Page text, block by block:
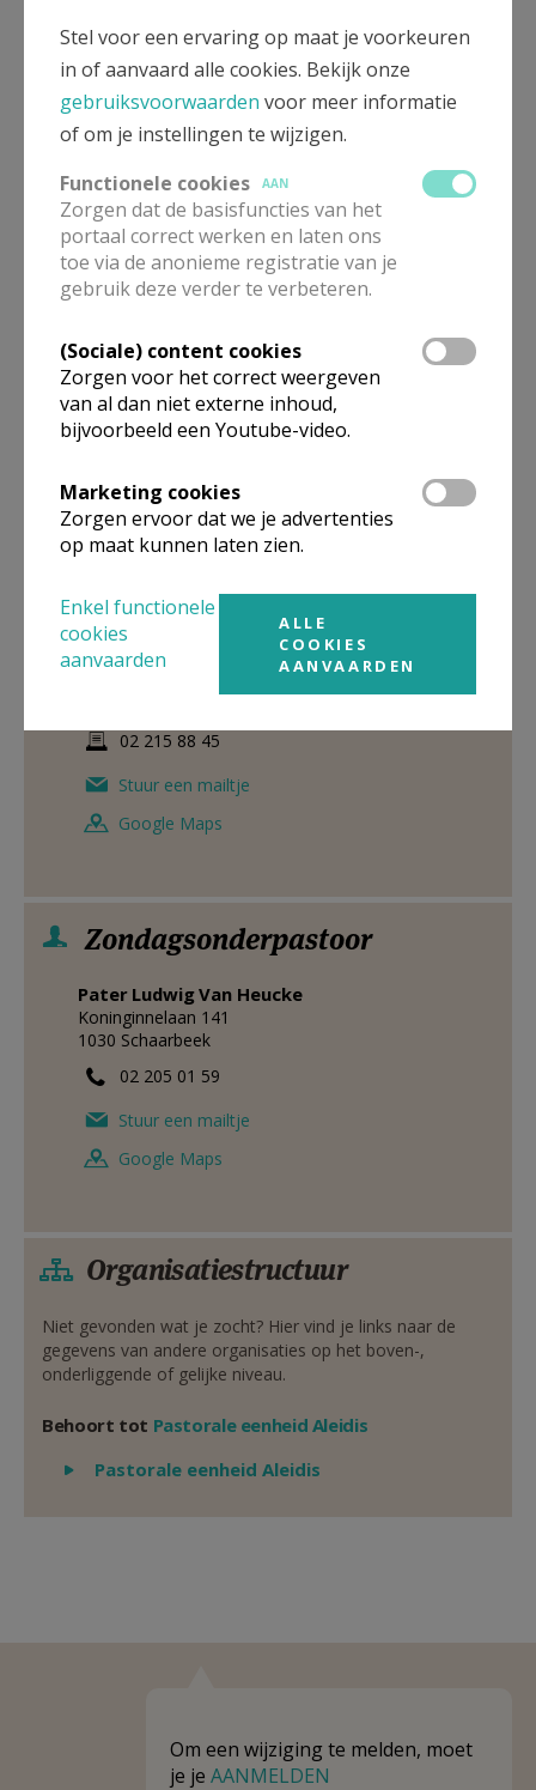
verantwoordelijke Franstalige
pastoraal +
De heerEric Vancraeynest
rue Seutin 25 bte 2
1030 Schaerbeek
02 539 19 03
Stuur een mailtje
Google Maps
Medeverantwoordelijke
Mevrouw Dhondt
Kattestraat 24 b 1
9400 Okegem
02 215 88 45
Stuur een mailtje
Google Maps
Zondagsonderpastoor
Pater LudwigVan Heucke
Koninginnelaan 141
1030 Schaarbeek
02 205 01 59
Stuur een mailtje
Google Maps
Organisatiestructuur
Niet gevonden wat je zocht? Hier vind je links naar de
gegevens van andere organisaties op het boven-,
onderliggende of gelijke niveau.
Behoort tot Pastorale eenheid Aleidis
Weergeven
Pastorale eenheid Aleidis
Om een wijziging te melden, moet
je je AANMELDEN
Stel voor een ervaring op maat je voorkeuren
in of aanvaard alle cookies. Bekijk onze
gebruiksvoorwaarden voor meer informatie
of om je instellingen te wijzigen.
Functionele cookies
AAN
Zorgen dat de basisfuncties van het
portaal correct werken en laten ons
toe via de anonieme registratie van je
gebruik deze verder te verbeteren.
(Sociale) content cookies
Zorgen voor het correct weergeven
van al dan niet externe inhoud,
bijvoorbeeld een Youtube-video.
Marketing cookies
Zorgen ervoor dat we je advertenties
op maat kunnen laten zien.
Enkel functionele
cookies
aanvaarden
ALLE
COOKIES
AANVAARDEN